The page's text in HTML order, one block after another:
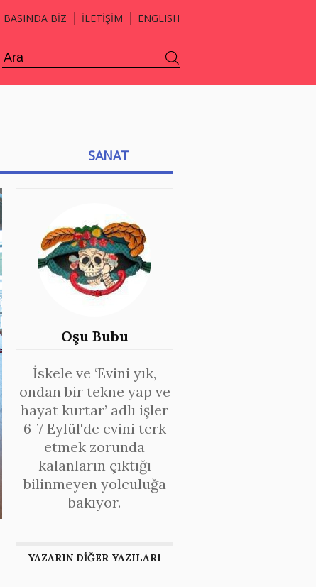
BASINDA BİZ İLETİŞİM ENGLISH
SANAT
Oşu Bubu
İskele ve ‘Evini yık,
ondan bir tekne yap ve
hayat kurtar’ adlı işler
6-7 Eylül'de evini terk
etmek zorunda
kalanların çıktığı
bilinmeyen yolculuğa
bakıyor.
YAZARIN DİĞER YAZILARI